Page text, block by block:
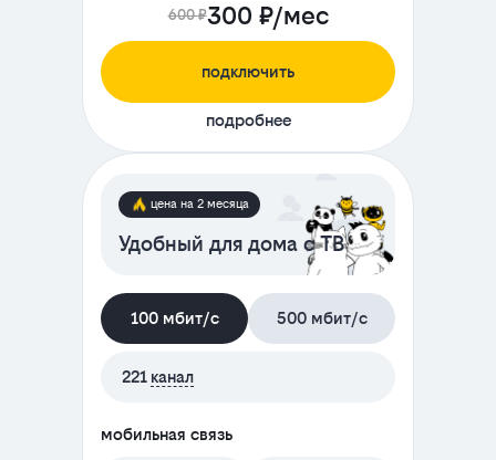
600 ₽300 ₽/мес
подключить
подробнее
цена на 2 месяца
Удобный для дома с ТВ
100 мбит/с 500 мбит/с
221 канал
мобильная связь